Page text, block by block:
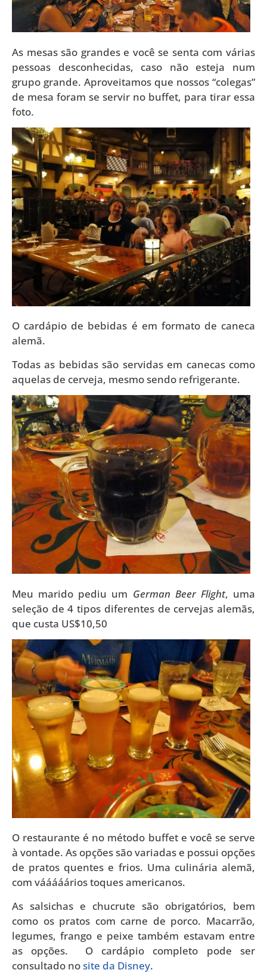
As mesas são grandes e você se senta com várias
pessoas desconhecidas, caso não esteja num
grupo grande. Aproveitamos que nossos “colegas”
de mesa foram se servir no buffet, para tirar essa
foto.
O cardápio de bebidas é em formato de caneca
alemã.
Todas as bebidas são servidas em canecas como
aquelas de cerveja, mesmo sendo refrigerante.
Meu marido pediu um German Beer Flight, uma
seleção de 4 tipos diferentes de cervejas alemãs,
que custa US$10,50
O restaurante é no método buffet e você se serve
à vontade. As opções são variadas e possui opções
de pratos quentes e frios. Uma culinária alemã,
com vááááários toques americanos.
As salsichas e chucrute são obrigatórios, bem
como os pratos com carne de porco. Macarrão,
legumes, frango e peixe também estavam entre
as opções. O cardápio completo pode ser
consultado nosite da Disney.